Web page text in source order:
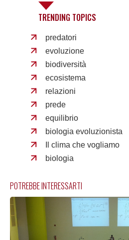
TRENDING TOPICS
predatori
evoluzione
biodiversità
ecosistema
relazioni
prede
equilibrio
biologia evoluzionista
Il clima che vogliamo
biologia
POTREBBE INTERESSARTI